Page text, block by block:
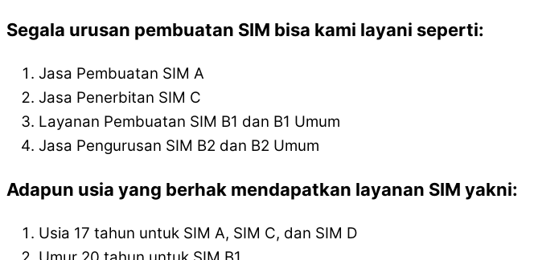
Segala urusan pembuatan SIM bisa kami layani seperti:
Jasa Pembuatan SIM A
Jasa Penerbitan SIM C
Layanan Pembuatan SIM B1 dan B1 Umum
Jasa Pengurusan SIM B2 dan B2 Umum
Adapun usia yang berhak mendapatkan layanan SIM yakni:
Usia 17 tahun untuk SIM A, SIM C, dan SIM D